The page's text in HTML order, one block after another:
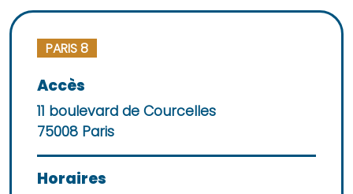
PARIS 8
+
−
Accès
11 boulevard de Courcelles
75008 Paris
Horaires